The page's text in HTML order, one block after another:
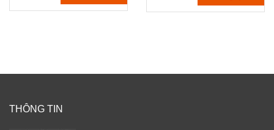
THÔNG TIN